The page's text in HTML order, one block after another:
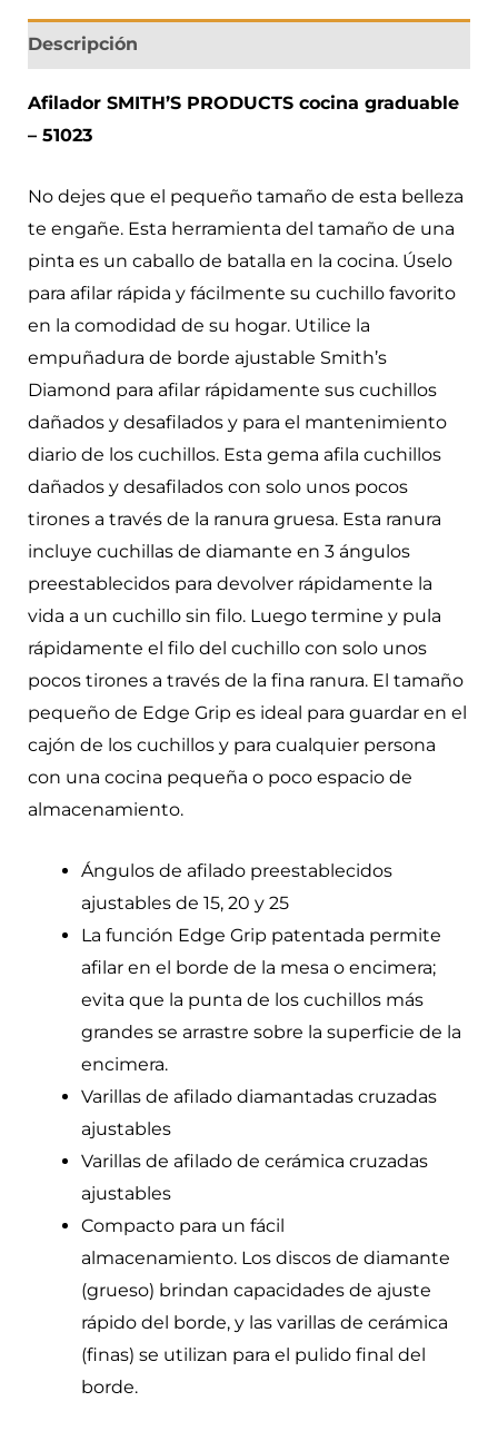
Descripción
Afilador SMITH’S PRODUCTS cocina graduable
– 51023
No dejes que el pequeño tamaño de esta belleza
te engañe. Esta herramienta del tamaño de una
pinta es un caballo de batalla en la cocina. Úselo
para afilar rápida y fácilmente su cuchillo favorito
en la comodidad de su hogar. Utilice la
empuñadura de borde ajustable Smith’s
Diamond para afilar rápidamente sus cuchillos
dañados y desafilados y para el mantenimiento
diario de los cuchillos. Esta gema afila cuchillos
dañados y desafilados con solo unos pocos
tirones a través de la ranura gruesa. Esta ranura
incluye cuchillas de diamante en 3 ángulos
preestablecidos para devolver rápidamente la
vida a un cuchillo sin filo. Luego termine y pula
rápidamente el filo del cuchillo con solo unos
pocos tirones a través de la fina ranura. El tamaño
pequeño de Edge Grip es ideal para guardar en el
cajón de los cuchillos y para cualquier persona
con una cocina pequeña o poco espacio de
almacenamiento.
Ángulos de afilado preestablecidos
ajustables de 15, 20 y 25
La función Edge Grip patentada permite
afilar en el borde de la mesa o encimera;
evita que la punta de los cuchillos más
grandes se arrastre sobre la superficie de la
encimera.
Varillas de afilado diamantadas cruzadas
ajustables
Varillas de afilado de cerámica cruzadas
ajustables
Compacto para un fácil
almacenamiento. Los discos de diamante
(grueso) brindan capacidades de ajuste
rápido del borde, y las varillas de cerámica
(finas) se utilizan para el pulido final del
borde.